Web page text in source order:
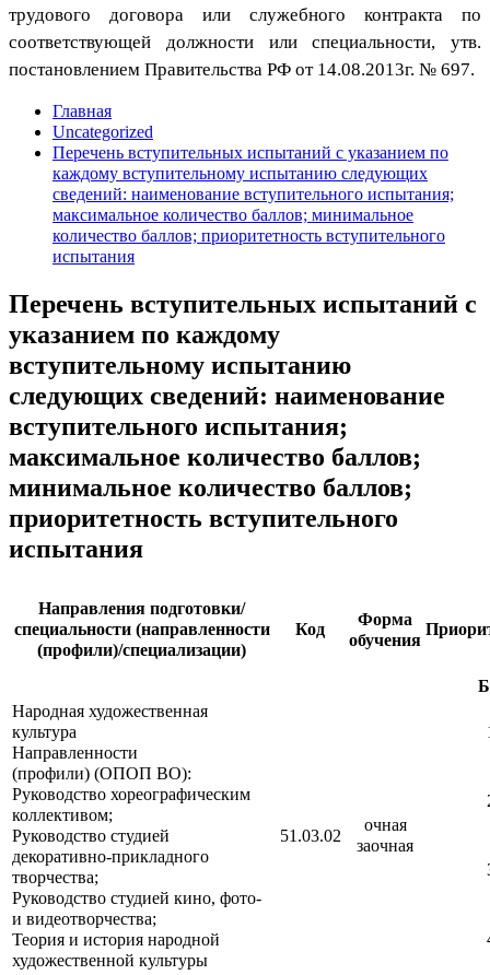
трудового договора или служебного контракта по
соответствующей должности или специальности, утв.
постановлением Правительства РФ от 14.08.2013г. № 697.
Главная
Uncategorized
Перечень вступительных испытаний с указанием по
каждому вступительному испытанию следующих
сведений: наименование вступительного испытания;
максимальное количество баллов; минимальное
количество баллов; приоритетность вступительного
испытания
Перечень вступительных испытаний с
указанием по каждому
вступительному испытанию
следующих сведений: наименование
вступительного испытания;
максимальное количество баллов;
минимальное количество баллов;
приоритетность вступительного
испытания
Направления подготовки/
специальности (направленности
(профили)/специализации)
Код
Форма
обучения
Народная художественная
культура
Направленности
(профили) (ОПОП ВО):
Руководство хореографическим
коллективом;
Руководство студией
декоративно-прикладного
творчества;
Руководство студией кино, фото-
и видеотворчества;
Теория и история народной
художественной культуры
51.03.02
очная
заочная